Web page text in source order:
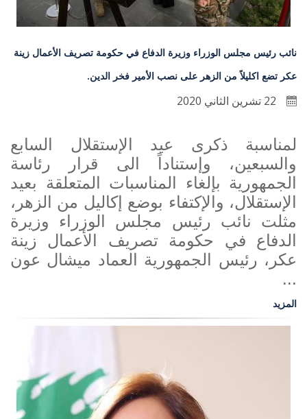
نائب رئيس مجلس الوزراء وزيرة الدفاع في حكومة تصريف الأعمال زينة
عكر تضع اكليلاً من الزهر على نصب الأمير فخر الدين.
لمناسبة ذكرى عيد الإستقلال السابع
والسبعين، وإستناداً الى قرار رئاسة
الجمهورية بإلغاء المناسبات المتعلقة بعيد
الإستقلال، والإكتفاء بوضع إكاليل من الزهر،
مثلت نائب رئيس مجلس الوزراء وزيرة
الدفاع في حكومة تصريف الأعمال زينة
عكر، رئيس الجمهورية العماد ميشال عون
...
المزيد